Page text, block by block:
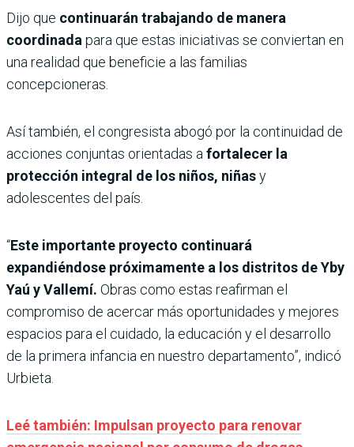
Dijo que continuarán trabajando de manera
coordinada para que estas iniciativas se conviertan en
una realidad que beneficie a las familias
concepcioneras.
Así también, el congresista abogó por la continuidad de
acciones conjuntas orientadas a fortalecer la
protección integral de los niños, niñasy
adolescentes del país.
“Este importante proyecto continuará
expandiéndose próximamente a los distritos de Yby
Yaú y Vallemí. Obras como estas reafirman el
compromiso de acercar más oportunidades y mejores
espacios para el cuidado, la educación y el desarrollo
de la primera infancia en nuestro departamento”, indicó
Urbieta.
Leé también: Impulsan proyecto para renovar